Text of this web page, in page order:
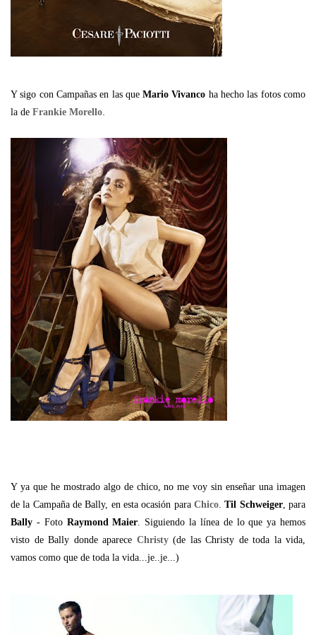
Y sigo con Campañas en las queMario Vivanco ha hecho las fotos como
la de Frankie Morello.
Y ya que he mostrado algo de chico, no me voy sin enseñar una imagen
de la Campaña de Bally, en esta ocasión para Chico .Til Schweiger, para
Bally - Foto Raymond Maier . Siguiendo la línea de lo que ya hemos
visto de Bally donde aparece Christy (de las Christy de toda la vida,
vamos como que de toda la vida...je..je...)